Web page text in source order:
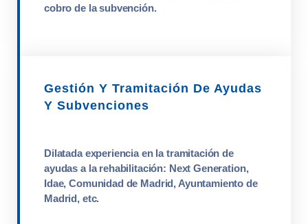
cobro de la subvención.
Gestión Y Tramitación De Ayudas
Y Subvenciones
Dilatada experiencia en la tramitación de
ayudas a la rehabilitación: Next Generation,
Idae, Comunidad de Madrid, Ayuntamiento de
Madrid, etc.